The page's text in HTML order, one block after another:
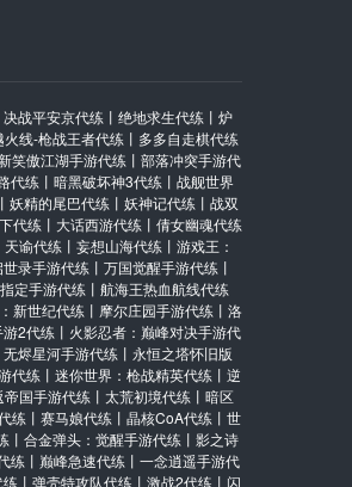
决战平安京代练 丨 绝地求生代练 丨 炉
火线-枪战王者代练 丨 多多自走棋代练
笑傲江湖手游代练 丨 部落冲突手游代
代练 丨 暗黑破坏神3代练 丨 战舰世界
丨 妖精的尾巴代练 丨 妖神记代练 丨 战双
代练 丨 大话西游代练 丨 倩女幽魂代练
天谕代练 丨 妄想山海代练 丨 游戏王：
录手游代练 丨 万国觉醒手游代练 丨
定手游代练 丨 航海王热血航线代练
新世纪代练 丨 摩尔庄园手游代练 丨 洛
2代练 丨 火影忍者：巅峰对决手游代
烬星河手游代练 丨 永恒之塔怀旧版
代练 丨 迷你世界：枪战精英代练 丨 逆
帝国手游代练 丨 太荒初境代练 丨 暗区
练 丨 赛马娘代练 丨 晶核CoA代练 丨 世
丨 合金弹头：觉醒手游代练 丨 影之诗
练 丨 巅峰急速代练 丨 一念逍遥手游代
丨 弹壳特攻队代练 丨 激战2代练 丨 闪